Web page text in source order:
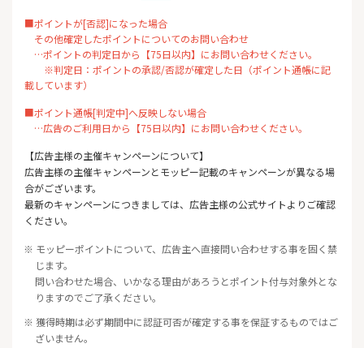
■ポイントが[否認]になった場合
その他確定したポイントについてのお問い合わせ
…ポイントの判定日から【75日以内】にお問い合わせください。
※判定日：ポイントの承認/否認が確定した日（ポイント通帳に記
載しています）
■ポイント通帳[判定中]へ反映しない場合
…広告のご利用日から【75日以内】にお問い合わせください。
【広告主様の主催キャンペーンについて】
広告主様の主催キャンペーンとモッピー記載のキャンペーンが異なる場
合がございます。
最新のキャンペーンにつきましては、広告主様の公式サイトよりご確認
ください。
※ モッピーポイントについて、広告主へ直接問い合わせする事を固く禁
じます。
問い合わせた場合、いかなる理由があろうとポイント付与対象外とな
りますのでご了承ください。
※ 獲得時期は必ず期間中に認証可否が確定する事を保証するものではご
ざいません。